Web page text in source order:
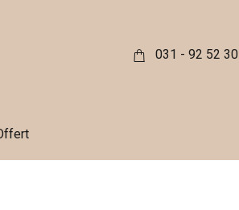
031 - 92 52 30